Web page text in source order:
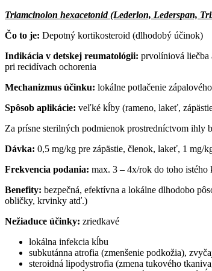
Triamcinolon hexacetonid (Lederlon, Lederspan,
Čo to je: Depotný kortikosteroid (dlhodobý účinok)
Indikácia v detskej reumatológii: prvolíniová liečba
pri recidívach ochorenia
Mechanizmus účinku: lokálne potlačenie
Spôsob aplikácie: veľké kĺby (rameno, lakeť,
Za prísne sterilných podmienok prostredníctvom ihly
Dávka: 0,5 mg/kg pre zápästie, členok, lakeť, 1 mg/
Frekvencia podania: max. 3 – 4x/rok do toho istého
Benefity: bezpečná, efektívna a lokálne dlhodobo
obličky, krvinky atď.)
Nežiaduce účinky: zriedkavé
lokálna infekcia kĺbu
subkutánna atrofia (zmenšenie podkožia),
steroidná lipodystrofia (zmena tukového